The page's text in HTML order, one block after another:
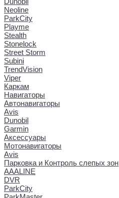
Neoline
ParkCity
Playme
Stealth
Stonelock
Street Storm
Subini
TrendVision
Viper
Каркам
Навигаторы
Автонавигаторы
Avis
Dunobil
Garmin
Аксессуары
Мотонавигаторы
Avis
Парковка и Контроль слепых зон
AAALINE
DVR
ParkCity